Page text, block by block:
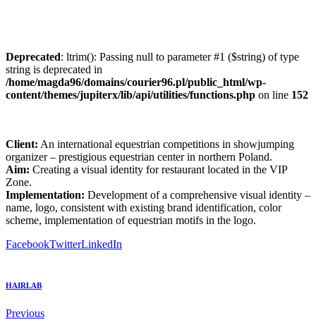
Deprecated: ltrim(): Passing null to parameter #1 ($string) of type
string is deprecated in
/home/magda96/domains/courier96.pl/public_html/wp-
content/themes/jupiterx/lib/api/utilities/functions.php on line 152
Client: An international equestrian competitions in showjumping
organizer – prestigious equestrian center in northern Poland.
Aim: Creating a visual identity for restaurant located in the VIP
Zone.
Implementation: Development of a comprehensive visual identity –
name, logo, consistent with existing brand identification, color
scheme, implementation of equestrian motifs in the logo.
FacebookTwitterLinkedIn
HAIRLAB
Previous